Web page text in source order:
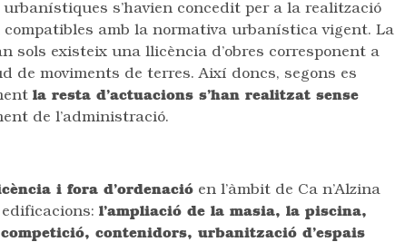
s’havien concedit per a la realització
amb la normativa urbanística vigent. La
sols existeix una llicència d’obres corresponent a
de moviments de terres. Així doncs, segons es
la resta d’actuacions s’han realitzat sense
de l’administració.
i fora d’ordenació en l’àmbit de Ca n’Alzina
l’ampliació de la masia, la piscina,
contenidors, urbanització d’espais